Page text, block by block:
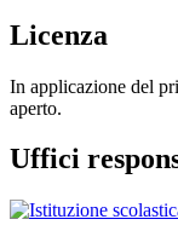
Licenza
In applicazione del
aperto.
Uffici